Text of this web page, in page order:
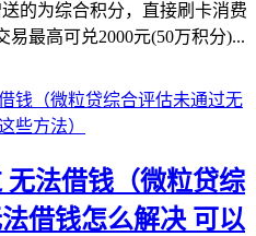
的为综合积分，直接刷卡消费
易最高可兑2000元(50万积分)...
法借钱（微粒贷综
借钱怎么解决 可以